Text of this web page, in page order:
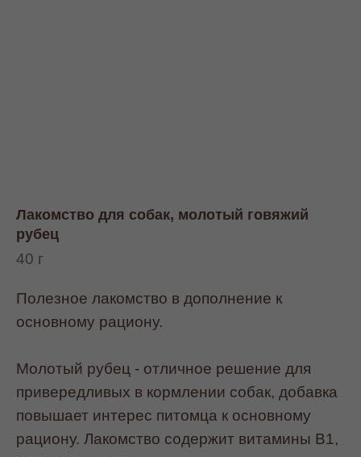
Лакомство для собак, молотый говяжий
рубец
40 г
Полезное лакомство в дополнение к
основному рациону.
Молотый рубец - отличное решение для
привередливых в кормлении собак, добавка
повышает интерес питомца к основному
рациону. Лакомство содержит витамины В1,